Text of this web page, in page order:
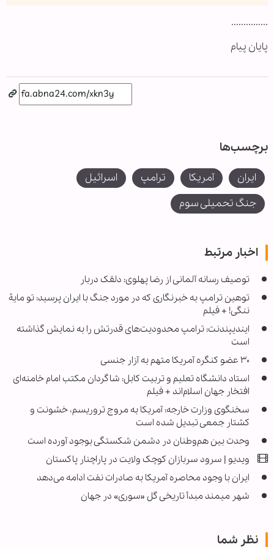
...............
پایان پیام
برچسب‌ها
ایران آمریکا ترامپ
اسرائیل
جنگ تحمیلی سوم
اخبار مرتبط
توصیف رسانه آلمانی از رضا پهلوی: دلقک دربار
توهین ترامپ به خبرنگاری که در مورد جنگ با ایران پرسید: تو مایهٔ
ننگی! + فیلم
ایندیپندنت: ترامپ محدودیت‌های قدرتش را به نمایش گذاشته
است
۳۰ عضو کنگره آمریکا متهم به آزار جنسی
استاد دانشگاه تعلیم و تربیت کابل: شاگردان مکتب امام خامنه‌ای
افتخار جهان اسلام‌اند + فیلم
سخنگوی وزارت خارجه: آمریکا به مروج تروریسم، خشونت و
کشتار جمعی تبدیل شده است
وحدت بین هم‌وطنان در دشمن شکستگی بوجود آورده است
ویدیو | سرود سربازان کوچک ولایت در پاراچنار پاکستان
ایران با وجود محاصره آمریکا به صادرات نفت ادامه می‌دهد
شهر میمند مبدأ تاریخی گل «سوری» در جهان
نظر شما